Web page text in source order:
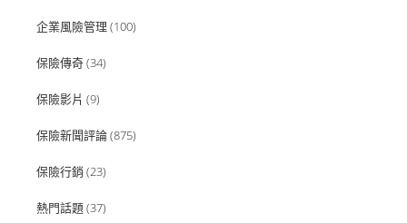
企業風險管理 (100)
保險傳奇(34)
保險影片 (9)
保險新聞評論(875)
保險行銷 (23)
熱門話題(37)